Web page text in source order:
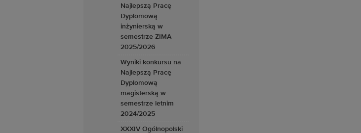
Najlepszą Pracę
Dyplomową
inżynierską w
semestrze ZIMA
2025/2026
Wyniki konkursu na
Najlepszą Pracę
Dyplomową
magisterską w
semestrze letnim
2024/2025
XXXIV Ogólnopolski